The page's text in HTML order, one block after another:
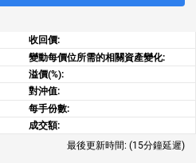
收回價:
變動每價位所需的相關資產變化:
溢價(%):
對沖值:
每手份數:
成交額:
最後更新時間: (15分鐘延遲)